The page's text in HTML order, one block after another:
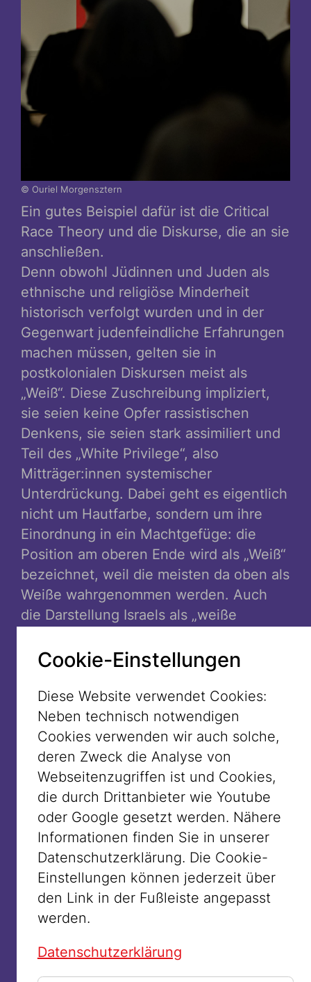
© Ouriel Morgensztern
Ein gutes Beispiel dafür ist die Critical
Race Theory und die Diskurse, die an sie
anschließen.
Denn obwohl Jüdinnen und Juden als
ethnische und religiöse Minderheit
historisch verfolgt wurden und in der
Gegenwart judenfeindliche Erfahrungen
machen müssen, gelten sie in
postkolonialen Diskursen meist als
„Weiß“. Diese Zuschreibung impliziert,
sie seien keine Opfer rassistischen
Denkens, sie seien stark assimiliert und
Teil des „White Privilege“, also
Mitträger:innen systemischer
Unterdrückung. Dabei geht es eigentlich
nicht um Hautfarbe, sondern um ihre
Einordnung in ein Machtgefüge: die
Position am oberen Ende wird als „Weiß“
bezeichnet, weil die meisten da oben als
Weiße wahrgenommen werden. Auch
die Darstellung Israels als „weiße
dient teils zur zynischen Rechtfertigung
des Hamas-Massakers vom 7. Oktober
2023. Solche Aussagen machen
jüdische Erfahrungen mit
Diskriminierung unsichtbar und nähren
antisemitische Vorstellungen von
jüdischer Macht und Einfluss. Sie sind
also nicht nur falsch – denn zwei Drittel
der israelischen Bevölkerung ist nicht-
weiß bzw. of color –, sie sind auch
gefährlich: Denn was geschieht, wenn
Menschen, die als nicht-weiß verfolgt
wurden, plötzlich als weiß erklärt
werden? Wenn Nachkommen von
weißer Privilegien erklärt werden? Es
bedeutet, dass jüdische Erfahrung
Cookie-Einstellungen
Diese Website verwendet Cookies:
Neben technisch notwendigen
Cookies verwenden wir auch solche,
deren Zweck die Analyse von
Webseitenzugriffen ist und Cookies,
die durch Drittanbieter wie Youtube
oder Google gesetzt werden. Nähere
Informationen finden Sie in unserer
Datenschutzerklärung. Die Cookie-
Einstellungen können jederzeit über
den Link in der Fußleiste angepasst
werden.
Datenschutzerklärung